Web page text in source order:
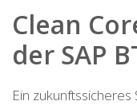
Clean
der SAP
Ein